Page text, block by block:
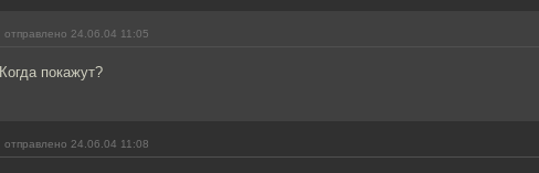
отправлено 24.06.04 11:05
Когда покажут?
отправлено 24.06.04 11:08